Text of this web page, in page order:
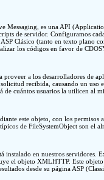
es una API
de servidor. Configuramos
Clásico (tanto en texto
los códigos en favor de
a los desarrolladores
recibida, causando un
cuántos usuarios la utilicen
este objeto, con los
de FileSystemObject son el
en nuestros servidores.
el objeto XMLHTTP. Este
desde su página ASP